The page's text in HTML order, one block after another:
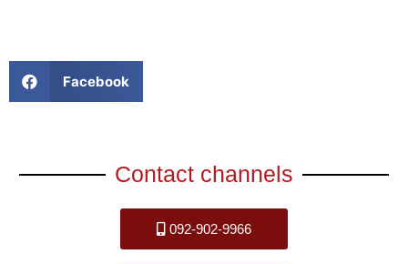
Facebook
Contact channels
092-902-9966